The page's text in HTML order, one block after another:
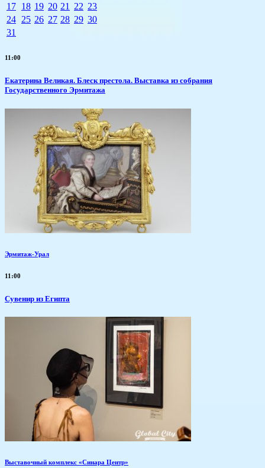
17 18 19 20 21 22 23
24 25 26 27 28 29 30
31
11:00
Екатерина Великая. Блеск престола. Выставка из собрания
Государственного Эрмитажа
Эрмитаж-Урал
11:00
Сувенир из Египта
Выставочный комплекс «Синара Центр»